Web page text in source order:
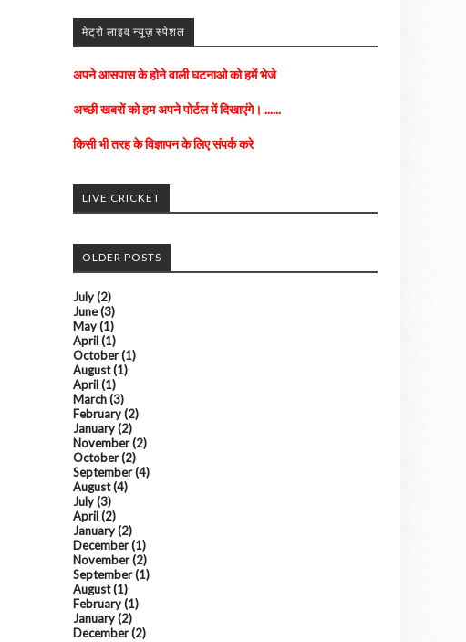
मेट्रो लाइव न्यूज़ स्पेशल
अपने आसपास के होने वाली घटनाओ को हमें भेजे
अच्छी खबरों को हम अपने पोर्टल में दिखाएंगे। ......
किसी भी तरह के विज्ञापन के लिए संपर्क करे
LIVE CRICKET
OLDER POSTS
July(2)
June(3)
May(1)
April(1)
October(1)
August(1)
April(1)
March(3)
February(2)
January(2)
November(2)
October(2)
September(4)
August(4)
July(3)
April(2)
January(2)
December(1)
November(2)
September(1)
August(1)
February(1)
January(2)
December(2)